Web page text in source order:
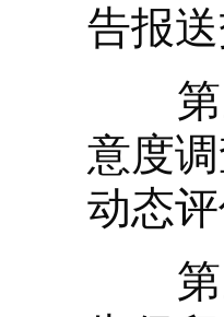
告报送
第三
意度
动态评
第三